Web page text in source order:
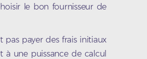
le bon fournisseur de
pas payer des frais initiaux
une puissance de calcul